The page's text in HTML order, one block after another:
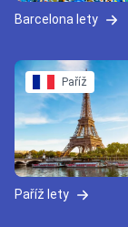
Barcelona lety
Paříž
Paříž lety